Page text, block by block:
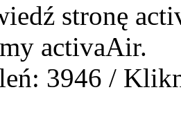
stronę
activaAir.
3946 /